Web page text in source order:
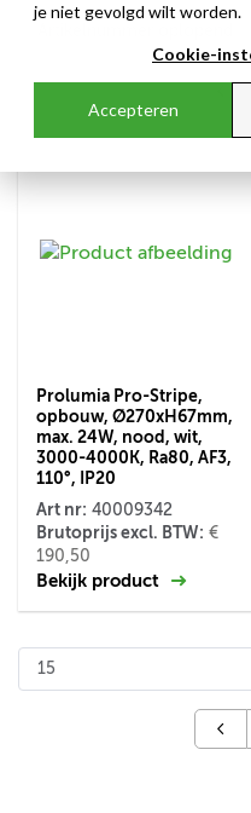
je niet gevolgd wilt worden.
Cookie-
Accepteren
Prolumia Pro-Stripe,
opbouw, Ø270xH67mm,
max. 24W, nood, wit,
3000-4000K, Ra80, AF3,
110°, IP20
Art nr: 40009342
Brutoprijs excl. BTW: €
190,50
Bekijk product